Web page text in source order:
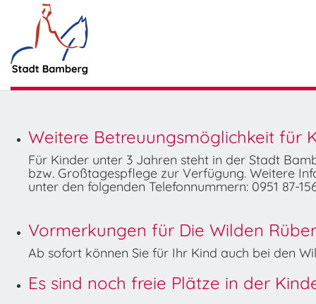
Weitere Betreuungsmöglichkeit für
Für Kinder unter 3 Jahren steht in der Stadt
bzw. Großtagespflege zur Verfügung. Weitere
unter den folgenden Telefonnummern: 0951 87-
Vormerkungen für Die Wilden
Ab sofort können Sie für Ihr Kind auch bei den
Es sind noch freie Plätze in der